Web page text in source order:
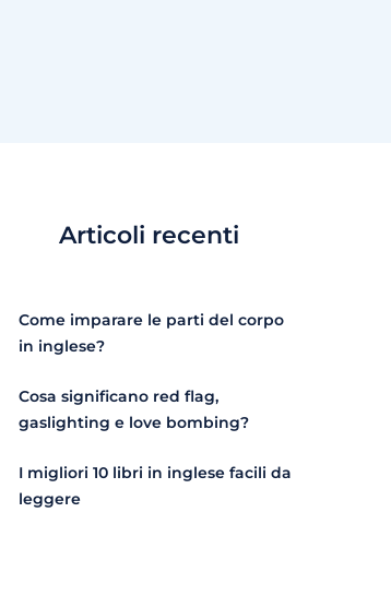
Articoli recenti
Come imparare le parti del corpo
in inglese?
Cosa significano red flag,
gaslighting e love bombing?
I migliori 10 libri in inglese facili da
leggere